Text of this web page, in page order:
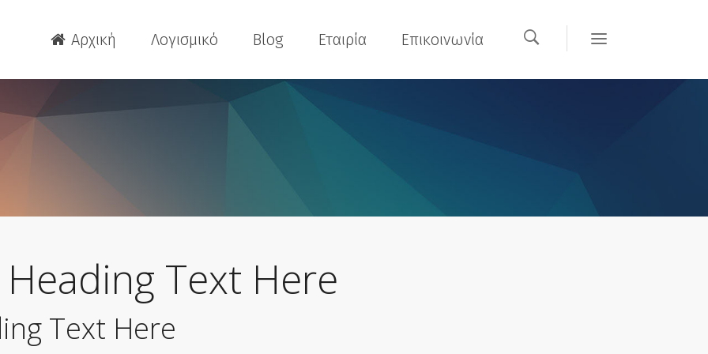
Αρχική Λογισμικό
OF CAD
Extreme Loading for Structures
Blog Εταιρία Επικοινωνία
OF CAD
Text Here
Text Here